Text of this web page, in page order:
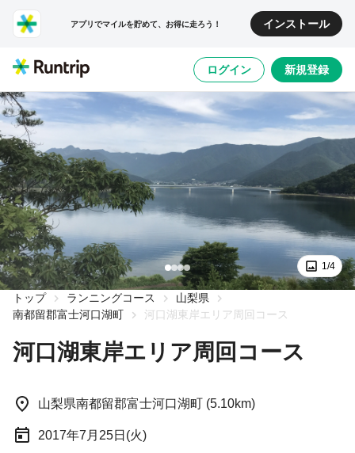
アプリでマイルを貯めて、お得に走ろう！ インストール
ログイン 新規登録
1/4
トップ ランニングコース
山梨県
南都留郡富士河口湖町
河口湖東岸エリア周回コース
河口湖東岸エリア周回コース
山梨県南都留郡富士河口湖町 (5.10km)
2017年7月25日(火)